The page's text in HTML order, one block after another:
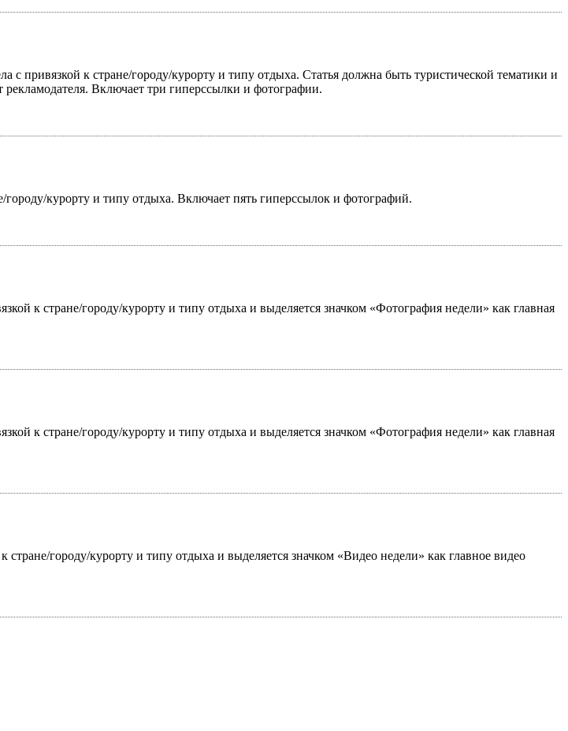
с привязкой к стране/городу/курорту и типу отдыха. Статья должна быть туристической тематики и
рекламодателя. Включает три гиперссылки и фотографии.
курорту и типу отдыха. Включает пять гиперссылок и фотографий.
к стране/городу/курорту и типу отдыха и выделяется значком «Фотография недели» как главная
к стране/городу/курорту и типу отдыха и выделяется значком «Фотография недели» как главная
стране/городу/курорту и типу отдыха и выделяется значком «Видео недели» как главное видео